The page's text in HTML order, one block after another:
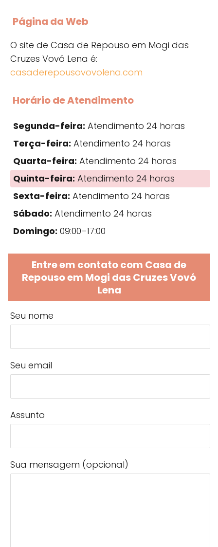
Página da Web
O site de Casa de Repouso em Mogi das
Cruzes Vovó Lena é:
casaderepousovovolena.com
Horário de Atendimento
Segunda-feira: Atendimento 24 horas
Terça-feira: Atendimento 24 horas
Quarta-feira: Atendimento 24 horas
Quinta-feira: Atendimento 24 horas
Sexta-feira: Atendimento 24 horas
Sábado: Atendimento 24 horas
Domingo: 09:00–17:00
Entre em contato com Casa de
Repouso em Mogi das Cruzes Vovó
Lena
Seu nome
Seu email
Assunto
Sua mensagem (opcional)